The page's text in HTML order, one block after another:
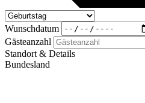
Wunschdatum
Gästeanzahl
Standort & Details
Bundesland